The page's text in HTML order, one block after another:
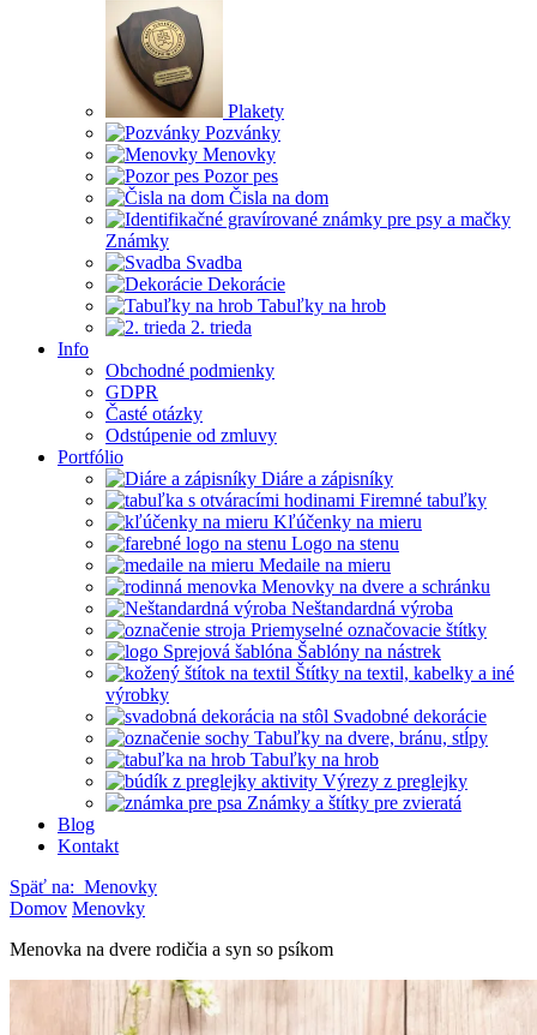
Plakety
Pozvánky
Menovky
Pozor pes
Čisla na dom
Známky
Svadba
Dekorácie
Tabuľky na hrob
2. trieda
Info
Obchodné podmienky
GDPR
Časté otázky
Odstúpenie od zmluvy
Portfólio
Diáre a zápisníky
Firemné tabuľky
Kľúčenky na mieru
Logo na stenu
Medaile na mieru
Menovky na dvere a schránku
Neštandardná výroba
Priemyselné označovacie štítky
Šablóny na nástrek
Štítky na textil, kabelky a iné
výrobky
Svadobné dekorácie
Tabuľky na dvere, bránu, stĺpy
Tabuľky na hrob
Výrezy z preglejky
Známky a štítky pre zvieratá
Blog
Kontakt
Späť na: Menovky
Domov Menovky
Menovka na dvere rodičia a syn so psíkom